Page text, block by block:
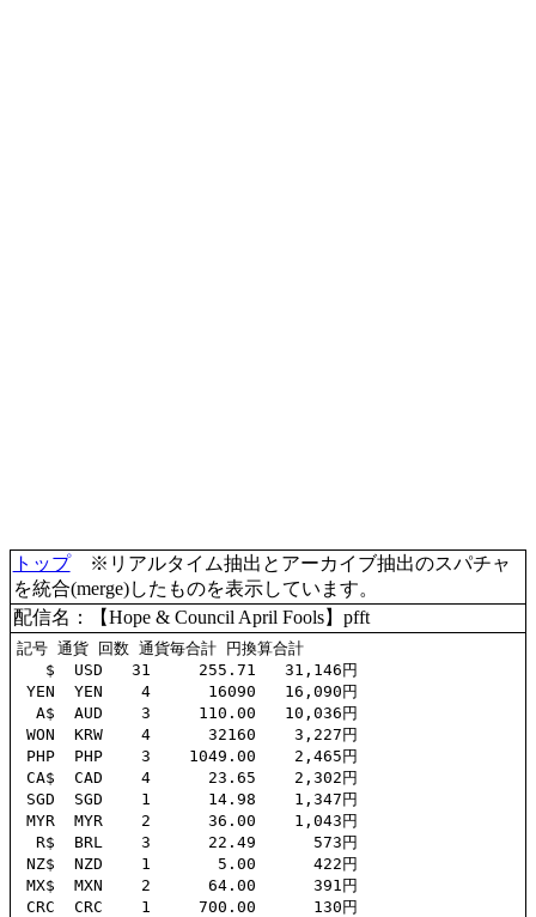
トップ※リアルタイム抽出とアーカイブ抽出のスパチャ
を統合(merge)したものを表示しています。
配信名：【Hope & Council April Fools】pfft
記号 通貨 回数 通貨毎合計 円換算合計
   $  USD   31     255.71   31,146円
YEN  YEN    4      16090   16,090円
  A$  AUD    3     110.00   10,036円
WON  KRW    4      32160    3,227円
PHP  PHP    3    1049.00    2,465円
CA$  CAD    4      23.65    2,302円
SGD  SGD    1      14.98    1,347円
MYR  MYR    2      36.00    1,043円
  R$  BRL    3      22.49      573円
NZ$  NZD    1       5.00      422円
MX$  MXN    2      64.00      391円
CRC  CRC    1     700.00      130円